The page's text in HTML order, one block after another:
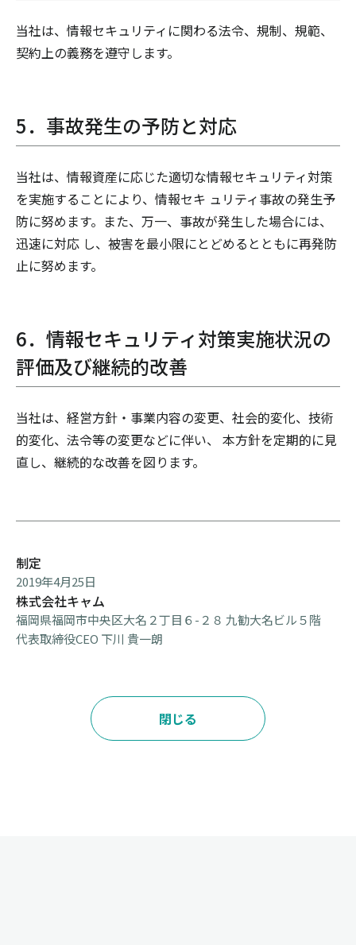
当社は、情報セキュリティに関わる法令、規制、規範、
契約上の義務を遵守します。
5．事故発生の予防と対応
当社は、情報資産に応じた適切な情報セキュリティ対策
を実施することにより、情報セキ ュリティ事故の発生予
防に努めます。また、万一、事故が発生した場合には、
迅速に対応 し、被害を最小限にとどめるとともに再発防
止に努めます。
6．情報セキュリティ対策実施状況の
評価及び継続的改善
当社は、経営方針・事業内容の変更、社会的変化、技術
的変化、法令等の変更などに伴い、 本方針を定期的に見
直し、継続的な改善を図ります。
制定
2019年4月25日
株式会社キャム
福岡県福岡市中央区大名２丁目６-２８ 九勧大名ビル５階
代表取締役CEO 下川 貴一朗
閉じる